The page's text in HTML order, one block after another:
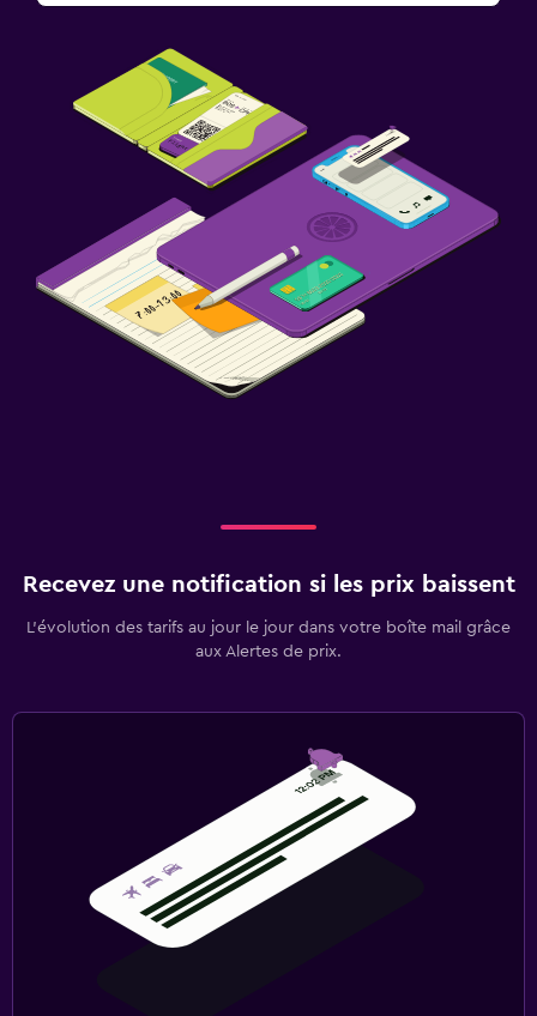
Recevez une notification si les prix baissent
L’évolution des tarifs au jour le jour dans votre boîte mail grâce
aux Alertes de prix.